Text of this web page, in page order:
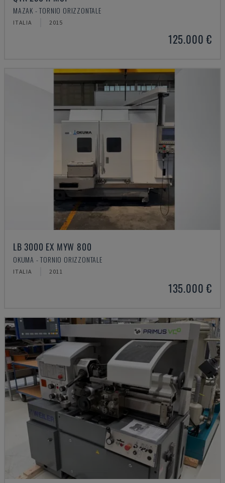
MAZAK - TORNIO ORIZZONTALE
ITALIA 2015
125.000 €
LB 3000 EX MYW 800
OKUMA - TORNIO ORIZZONTALE
ITALIA 2011
135.000 €